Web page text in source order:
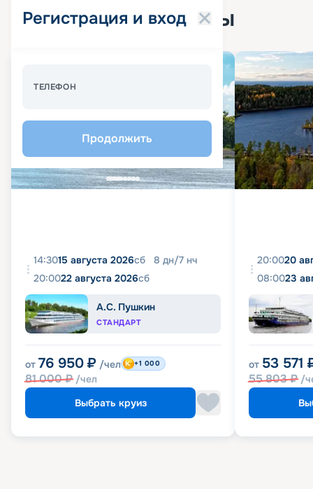
Регистрация и вход
ТЕЛЕФОН
Продолжить
Популярные круизы
14:3015 августа 2026сб 8 дн/7 нч
20:0022 августа 2026сб
А.С. Пушкин
СТАНДАРТ
от 76 950 ₽ /чел
81 000₽ /чел
+1 000
Выбрать круиз
20:0020
08:0023
от 53 571
55 803₽ /